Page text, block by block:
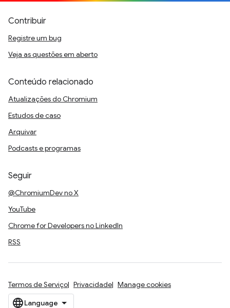
Contribuir
Registre um bug
Veja as questões em aberto
Conteúdo relacionado
Atualizações do Chromium
Estudos de caso
Arquivar
Podcasts e programas
Seguir
@ChromiumDev no X
YouTube
Chrome for Developers no LinkedIn
RSS
Termos de Serviço Privacidade Manage cookies